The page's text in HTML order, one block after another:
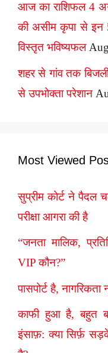
आज का राशिफल 4
की असीम कृपा से इन 5
विस्तृत भविष्यफल
शहर से गांव तक
से उपभोक्ता परेशान
Most Viewed
सुप्रीम कोर्ट ने पैदल
परीक्षा आगरा की है
“जनता मालिक,
VIP कौन?”
पासपोर्ट है,
काफी हुआ है, बहुत
इंसाफ़: क्या सिर्फ़